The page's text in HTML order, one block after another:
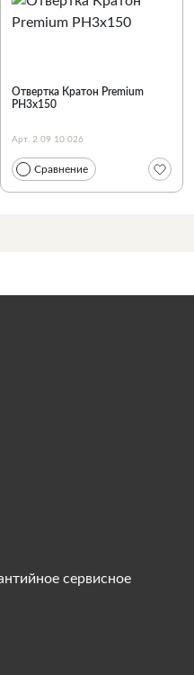
Отвертка Кратон Premium
PH3х150
Арт. 2 09 10 026
Сравнение
сервисное